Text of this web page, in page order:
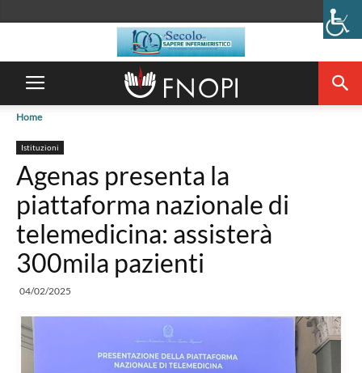
Home
Istituzioni
Agenas presenta la
piattaforma nazionale di
telemedicina: assisterà
300mila pazienti
04/02/2025